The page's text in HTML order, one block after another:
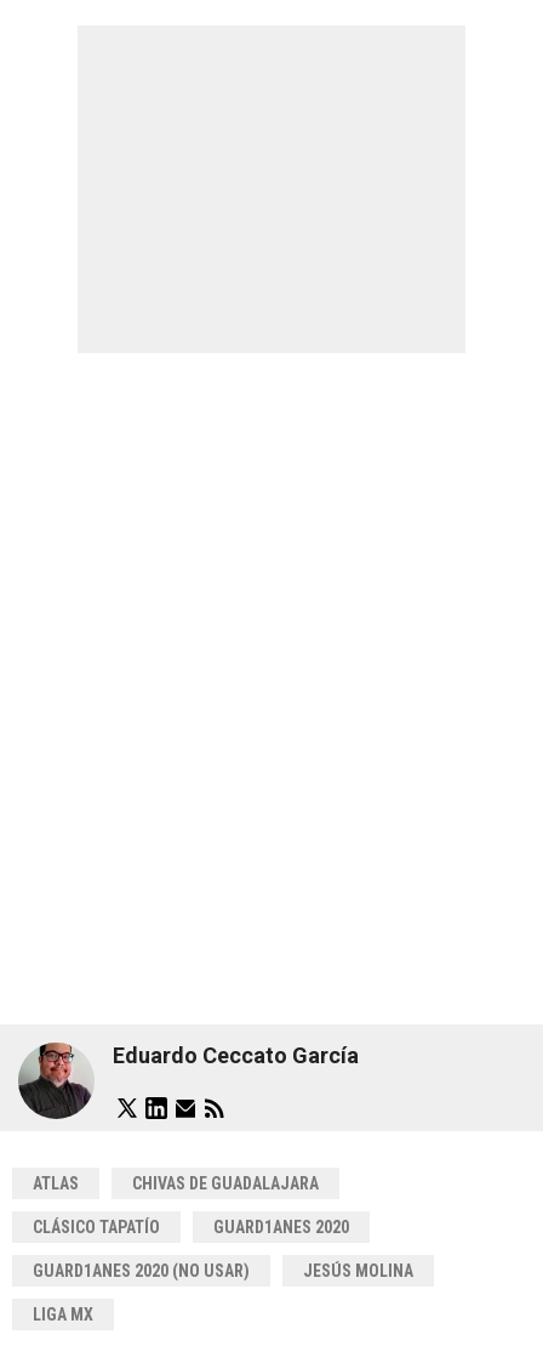
Eduardo Ceccato García
ATLAS CHIVAS DE GUADALAJARA
CLÁSICO TAPATÍO GUARD1ANES 2020
GUARD1ANES 2020 (NO USAR) JESÚS MOLINA
LIGA MX